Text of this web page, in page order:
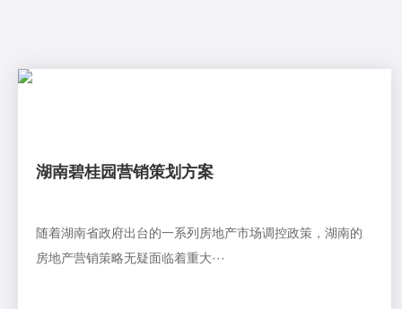
湖南碧桂园营销策划方案
随着湖南省政府出台的一系列房地产市场调控政策，湖南的
房地产营销策略无疑面临着重大···